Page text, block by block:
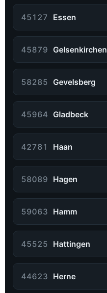
45127 Essen
45879 Gelsenkirchen
58285 Gevelsberg
45964 Gladbeck
42781 Haan
58089 Hagen
59063 Hamm
45525 Hattingen
44623 Herne